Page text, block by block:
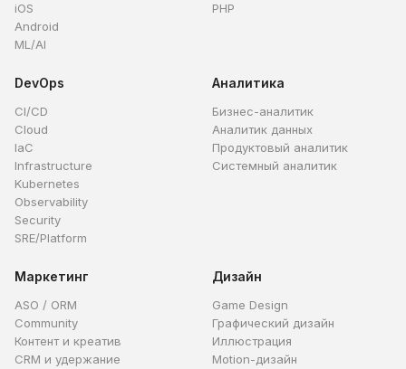
iOS
Android
ML/AI
PHP
DevOps
CI/CD
Cloud
IaC
Infrastructure
Kubernetes
Observability
Security
SRE/Platform
Аналитика
Бизнес-аналитик
Аналитик данных
Продуктовый аналитик
Системный аналитик
Маркетинг
ASO / ORM
Community
Контент и креатив
CRM и удержание
Дизайн
Game Design
Графический дизайн
Иллюстрация
Motion-дизайн